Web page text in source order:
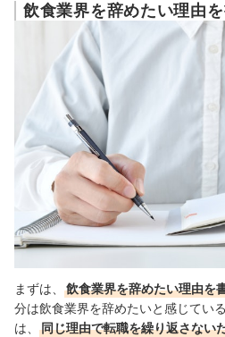
飲食業界を辞めたい理由
まずは、 飲食業界を辞めたい理由を
分は飲食業界を辞めたいと感じてい
は、
同じ理由で転職を繰り返さない